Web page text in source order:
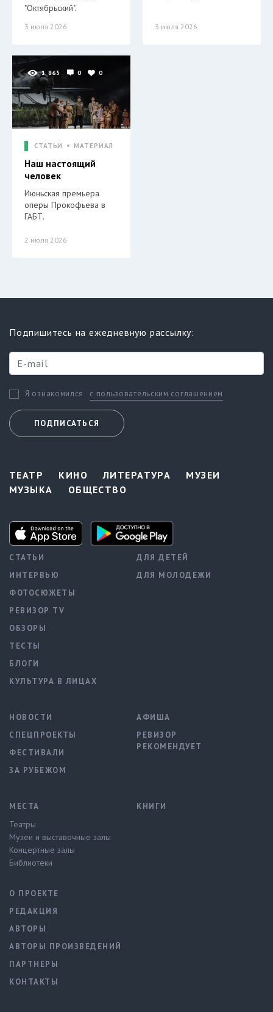
"Октябрьский".
3 июля 2026 3 июля 2026
1 865 0 0
СТАТЬИ МАТЕРИАЛ
Наш настоящий
человек
Июньская премьера
оперы Прокофьева в
ГАБТ.
2 июля 2026
Подпишитесь на ежедневную рассылку:
Я ознакомился с пользовательским соглашением
ПОДПИСАТЬСЯ
ТЕАТР КИНО ЛИТЕРАТУРА
МУЗЕИ
МУЗЫКА
ОБЩЕСТВО
СТАТЬИ
ИНТЕРВЬЮ
ФОТОСЮЖЕТЫ
РЕВИЗОР TV
ОБЗОРЫ
ТЕСТЫ
БЛОГИ
КУЛЬТУРА В ЛИЦАХ
ДЛЯ ДЕТЕЙ
ДЛЯ МОЛОДЕЖИ
НОВОСТИ
СПЕЦПРОЕКТЫ
ФЕСТИВАЛИ
ЗА РУБЕЖОМ
АФИША
РЕВИЗОР
РЕКОМЕНДУЕТ
МЕСТА
Театры
Музеи и выставочные залы
Концертные залы
Библиотеки
КНИГИ
О ПРОЕКТЕ
РЕДАКЦИЯ
АВТОРЫ
АВТОРЫ ПРОИЗВЕДЕНИЙ
ПАРТНЕРЫ
КОНТАКТЫ